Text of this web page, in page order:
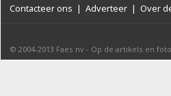
Contacteer ons | Adverteer | Over
© 2004-2013 Faes nv - Op de artikels en